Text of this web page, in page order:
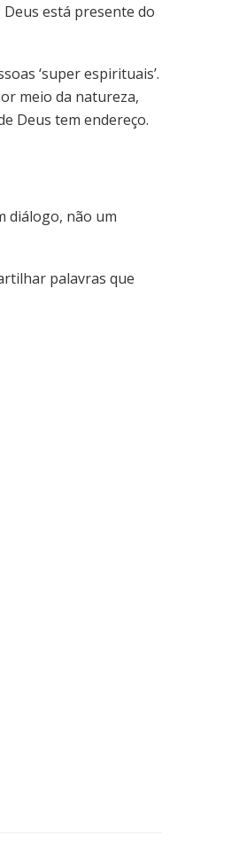
está presente do
‘super espirituais’.
meio da natureza,
Deus tem endereço.
diálogo, não um
palavras que